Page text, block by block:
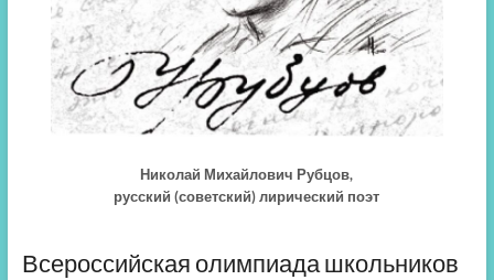
Николай Михайлович Рубцов,
русский (советский) лирический поэт
Всероссийская олимпиада школьников